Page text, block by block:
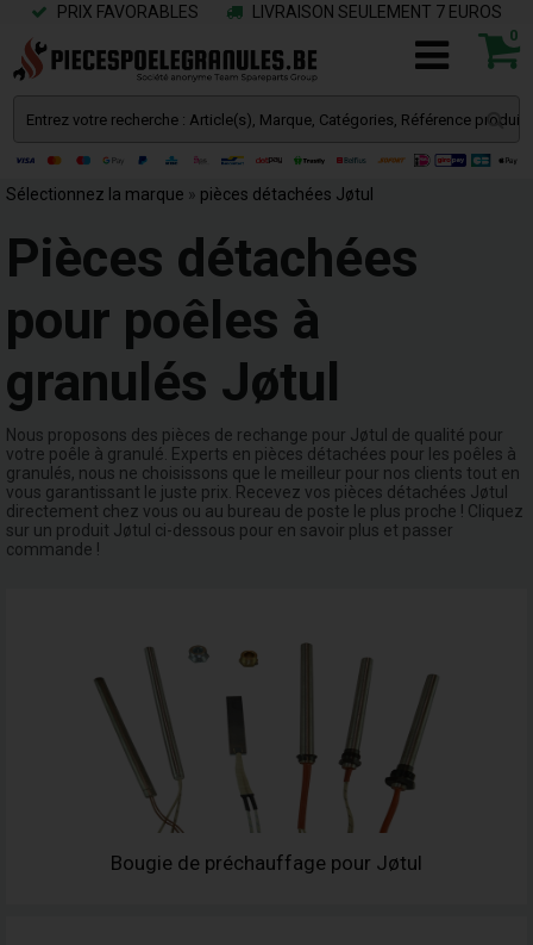
PRIX FAVORABLES LIVRAISON SEULEMENT 7 EUROS
0
Sélectionnez la marque » pièces détachées Jøtul
Pièces détachées
pour poêles à
granulés Jøtul
Nous proposons des pièces de rechange pour Jøtul de qualité pour
votre poêle à granulé. Experts en pièces détachées pour les poêles à
granulés, nous ne choisissons que le meilleur pour nos clients tout en
vous garantissant le juste prix. Recevez vos pièces détachées Jøtul
directement chez vous ou au bureau de poste le plus proche ! Cliquez
sur un produit Jøtul ci-dessous pour en savoir plus et passer
commande !
Bougie de préchauffage pour Jøtul